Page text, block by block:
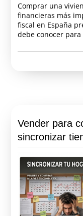
Comprar una
financieras más
fiscal en España
debe conocer
Vender para
sincronizar